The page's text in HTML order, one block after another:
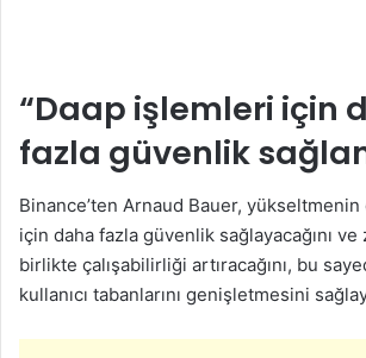
“Daap işlemleri için
fazla güvenlik
Binance’ten Arnaud Bauer,
için daha fazla güvenlik sağlayacağını
birlikte çalışabilirliği artıracağını, bu
kullanıcı tabanlarını genişletmesini